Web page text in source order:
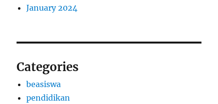
January 2024
Categories
beasiswa
pendidikan